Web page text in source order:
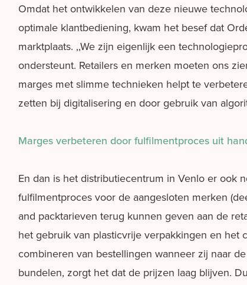
Omdat het ontwikkelen van deze nieuwe
optimale klantbediening, kwam het besef dat
marktplaats. ,,We zijn eigenlijk een
ondersteunt. Retailers en merken moeten ons
marges met slimme technieken helpt te
zetten bij digitalisering en door gebruik van
Marges verbeteren door fulfilmentproces uit
En dan is het distributiecentrum in Venlo er ook
fulfilmentproces voor de aangesloten merken
and packtarieven terug kunnen geven aan de
het gebruik van plasticvrije verpakkingen en het
combineren van bestellingen wanneer zij naar
bundelen, zorgt het dat de prijzen laag blijven.